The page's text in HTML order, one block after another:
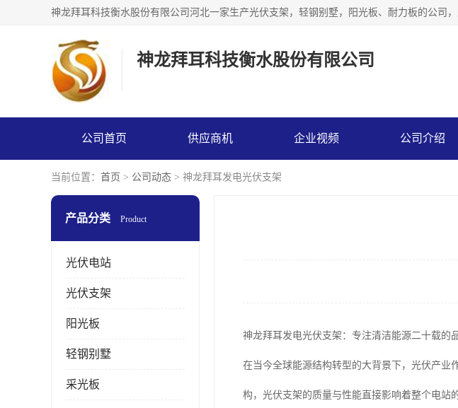
神龙拜耳科技衡水股份有限公司
公司首页 供应商机 企业视频 公司介绍
当前位置： 首页 > 公司动态 > 神龙拜耳发电光伏支架
产品分类 Product
光伏电站
光伏支架
阳光板
轻钢别墅
采光板
神龙拜耳发电光伏支架：专注清洁能源二十载的
在当今全球能源结构转型的大背景下，光伏产业
构，光伏支架的质量与性能直接影响着整个电站